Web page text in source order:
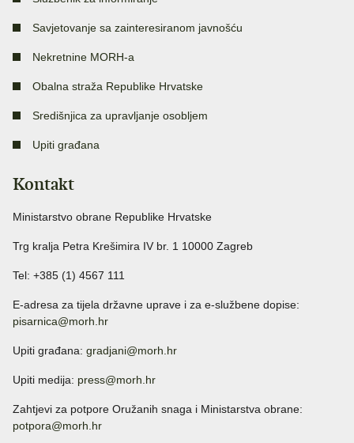
Savjetovanje sa zainteresiranom javnošću
Nekretnine MORH-a
Obalna straža Republike Hrvatske
Središnjica za upravljanje osobljem
Upiti građana
Kontakt
Ministarstvo obrane Republike Hrvatske
Trg kralja Petra Krešimira IV br. 1 10000 Zagreb
Tel: +385 (1) 4567 111
E-adresa za tijela državne uprave i za e-službene dopise:
pisarnica@morh.hr
Upiti građana: gradjani@morh.hr
Upiti medija: press@morh.hr
Zahtjevi za potpore Oružanih snaga i Ministarstva obrane:
potpora@morh.hr